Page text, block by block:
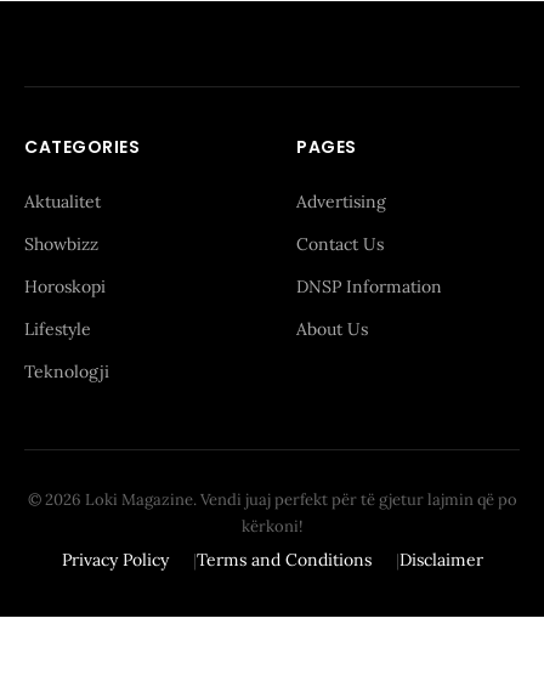
CATEGORIES
Aktualitet
Showbizz
Horoskopi
Lifestyle
Teknologji
PAGES
Advertising
Contact Us
DNSP Information
About Us
© 2026 Loki Magazine. Vendi juaj perfekt për të gjetur lajmin që po
kërkoni!
Privacy Policy Terms and Conditions Disclaimer